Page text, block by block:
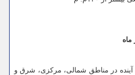
ماه
در مناطق شمالی، مرکزی، شرق و